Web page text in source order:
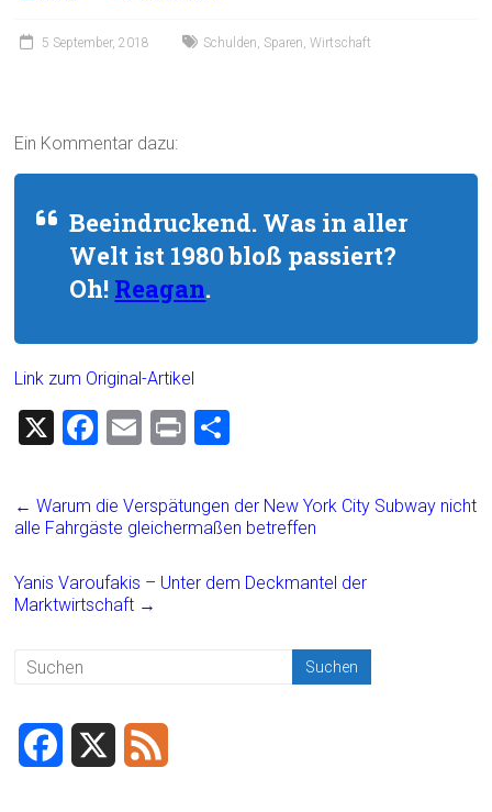
5 September, 2018 Schulden, Sparen,Wirtschaft
Ein Kommentar dazu:
Beeindruckend. Was in aller
Welt ist 1980 bloß passiert?
Oh! Reagan.
Link zum Original-Artikel
X
F
ce
b
o
ok
E
ai
l
Pr
t
e
n
← Warum die Verspätungen der New York City Subway nicht
alle Fahrgäste gleichermaßen betreffen
Yanis Varoufakis – Unter dem Deckmantel der
Marktwirtschaft →